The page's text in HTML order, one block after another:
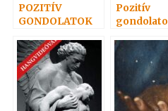
POZITÍV
GONDOLATOK
Pozitív